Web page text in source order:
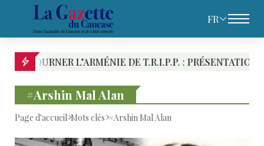
FR
L’ARMÉNIE DE T.R.I.P.P. : PRÉSENTATION DES
#Arshin Mal Alan
Page d'accueil Mots clés #Arshin Mal Alan